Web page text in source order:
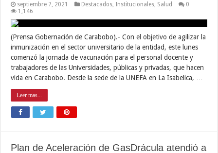
septiembre 7, 2021 Destacados Institucionales Salud
0
1,146
(Prensa Gobernación de Carabobo).- Con el objetivo de agilizar la
inmunización en el sector universitario de la entidad, este lunes
comenzó la jornada de vacunación para el personal docente y
trabajadores de las Universidades, públicas y privadas, que hacen
vida en Carabobo. Desde la sede de la UNEFA en La Isabelica, …
Leer mas...
Plan de Aceleración de GasDrácula atendió a